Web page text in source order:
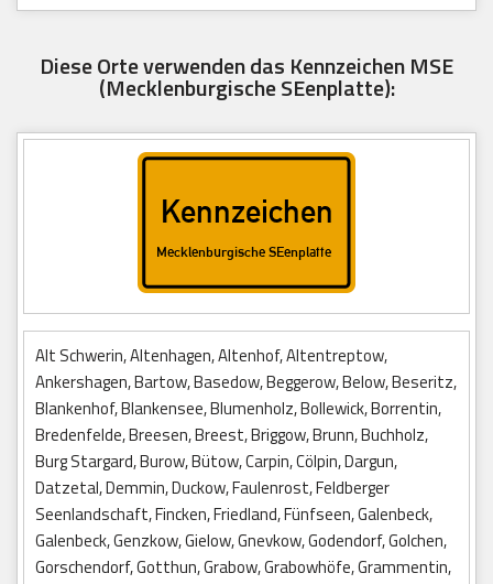
Diese Orte verwenden das Kennzeichen MSE
(Mecklenburgische SEenplatte):
Alt Schwerin, Altenhagen, Altenhof, Altentreptow,
Ankershagen, Bartow, Basedow, Beggerow, Below, Beseritz,
Blankenhof, Blankensee, Blumenholz, Bollewick, Borrentin,
Bredenfelde, Breesen, Breest, Briggow, Brunn, Buchholz,
Burg Stargard, Burow, Bütow, Carpin, Cölpin, Dargun,
Datzetal, Demmin, Duckow, Faulenrost, Feldberger
Seenlandschaft, Fincken, Friedland, Fünfseen, Galenbeck,
Galenbeck, Genzkow, Gielow, Gnevkow, Godendorf, Golchen,
Gorschendorf, Gotthun, Grabow, Grabowhöfe, Grammentin,